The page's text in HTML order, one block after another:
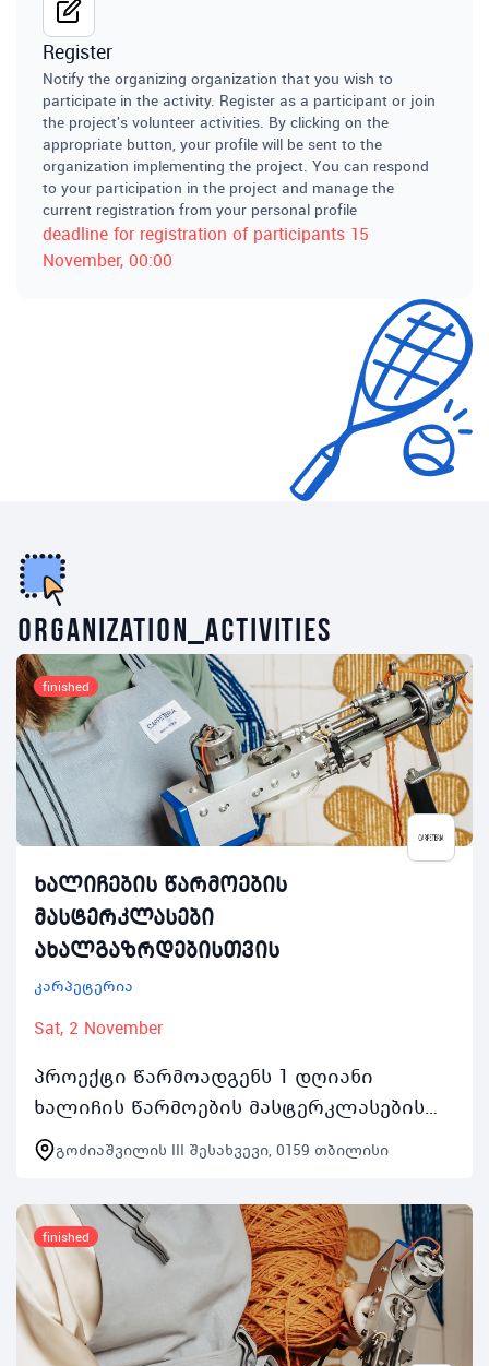
Register
Notify the organizing organization that you wish to
participate in the activity. Register as a participant or join
the project's volunteer activities. By clicking on the
appropriate button, your profile will be sent to the
organization implementing the project. You can respond
to your participation in the project and manage the
current registration from your personal profile
deadline for registration of participants 15
November, 00:00
organization_activities
finished
ხალიჩების წარმოების
მასტერკლასები
ახალგაზრდებისთვის
კარპეტერია
Sat, 2 November
პროექტი წარმოადგენს 1 დღიანი
ხალიჩის წარმოების მასტერკლასების
სერიას რომელიც გაიმართება ყოველ
შაბათკვირას 2 ნოემბრიდან 24 ნოემბრის
ჩათვლით 1000 საათიდ…
გოძიაშვილის III შესახვევი, 0159 თბილისი
finished